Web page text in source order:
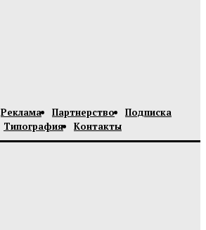
Реклама Партнерство
Подписка
Типография
Контакты